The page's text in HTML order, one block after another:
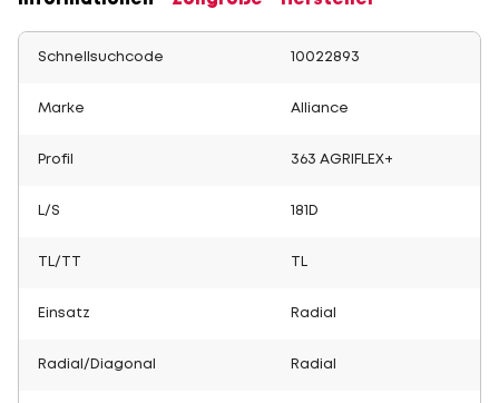
Schnellsuchcode 10022893
Marke Alliance
Profil 363 AGRIFLEX+
L/S 181D
TL/TT
Einsatz Radial
Radial/Diagonal Radial